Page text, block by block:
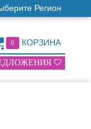
Регион
0 КОРЗИНА